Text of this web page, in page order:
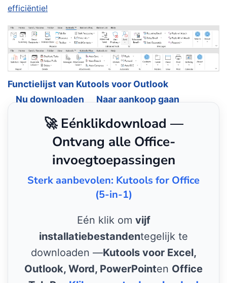
efficiëntie!
Functielijst van Kutools voor Outlook
Nu downloaden
Naar aankoop gaan
🚀 Eénklikdownload —
Ontvang alle Office-
invoegtoepassingen
Sterk aanbevolen: Kutools for Office
(5-in-1)
Eén klik om vijf
installatiebestandentegelijk te
downloaden —Kutools voor Excel,
Outlook, Word, PowerPointen Office